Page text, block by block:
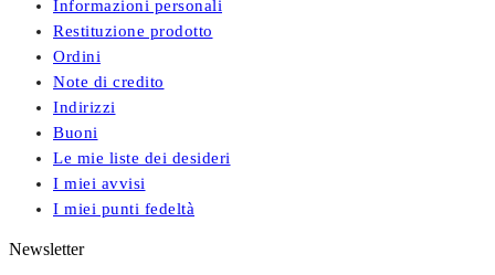
Informazioni personali
Restituzione prodotto
Ordini
Note di credito
Indirizzi
Buoni
Le mie liste dei desideri
I miei avvisi
I miei punti fedeltà
Newsletter